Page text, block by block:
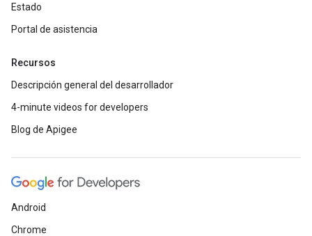
Estado
Portal de asistencia
Recursos
Descripción general del desarrollador
4-minute videos for developers
Blog de Apigee
Android
Chrome